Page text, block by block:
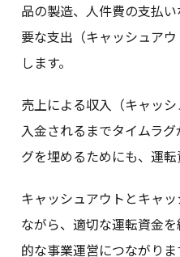
品の製造、人件費の支払
要な支出（キャッシュア
します。
売上による収入（キャッ
入金されるまでタイムラ
グを埋めるためにも、運転
キャッシュアウトとキャ
ながら、適切な運転資金
的な事業運営につながり